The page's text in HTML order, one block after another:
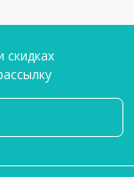
скидках